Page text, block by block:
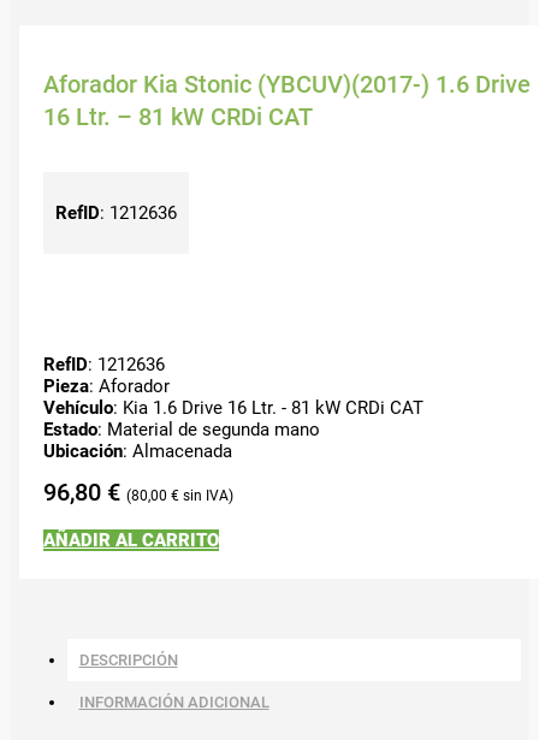
Aforador Kia Stonic (YBCUV)(2017-) 1.6 Drive
16 Ltr. – 81 kW CRDi CAT
RefID: 1212636
RefID: 1212636
Pieza: Aforador
Vehículo: Kia 1.6 Drive 16 Ltr. - 81 kW CRDi CAT
Estado: Material de segunda mano
Ubicación: Almacenada
96,80 € 80,00 €
AÑADIR AL CARRITO
DESCRIPCIÓN
INFORMACIÓN ADICIONAL